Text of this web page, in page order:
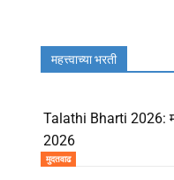
महत्त्वाच्या भरती
Talathi Bharti 2026:
2026
मुदतवाढ